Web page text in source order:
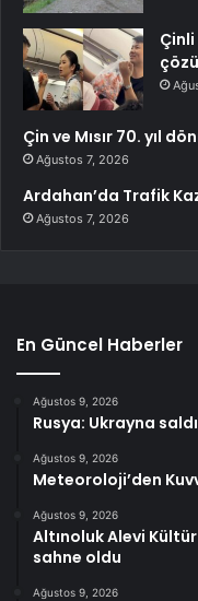
Çin ve Mısır 70. yıl
Ağustos 7, 2026
Ardahan’da Trafik
Ağustos 7, 2026
En Güncel Haberler
Ağustos 9, 2026
Rusya: Ukrayna
Ağustos 9, 2026
Meteoroloji’den
Ağustos 9, 2026
Altınoluk Alevi
sahne oldu
Ağustos 9, 2026